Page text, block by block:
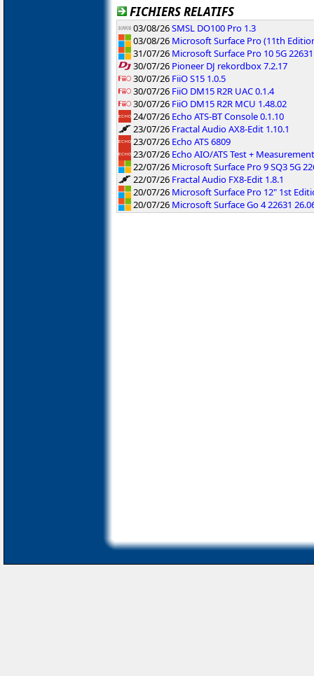
FICHIERS RELATIFS
03/08/26SMSL DO100 Pro 1.3
03/08/26 Microsoft Surface Pro (11th
31/07/26 Microsoft Surface Pro 10 5G
30/07/26 Pioneer DJ rekordbox 7.2.17
30/07/26 FiiO S15 1.0.5
30/07/26 FiiO DM15 R2R UAC 0.1.4
30/07/26 FiiO DM15 R2R MCU 1.48.02
24/07/26 Echo ATS-BT Console 0.1.10
23/07/26 Fractal Audio AX8-Edit 1.10.1
23/07/26 Echo ATS 6809
23/07/26 Echo AIO/ATS Test +
22/07/26 Microsoft Surface Pro 9 SQ3 5G
22/07/26 Fractal Audio FX8-Edit 1.8.1
20/07/26 Microsoft Surface Pro 12" 1st
20/07/26 Microsoft Surface Go 4 22631